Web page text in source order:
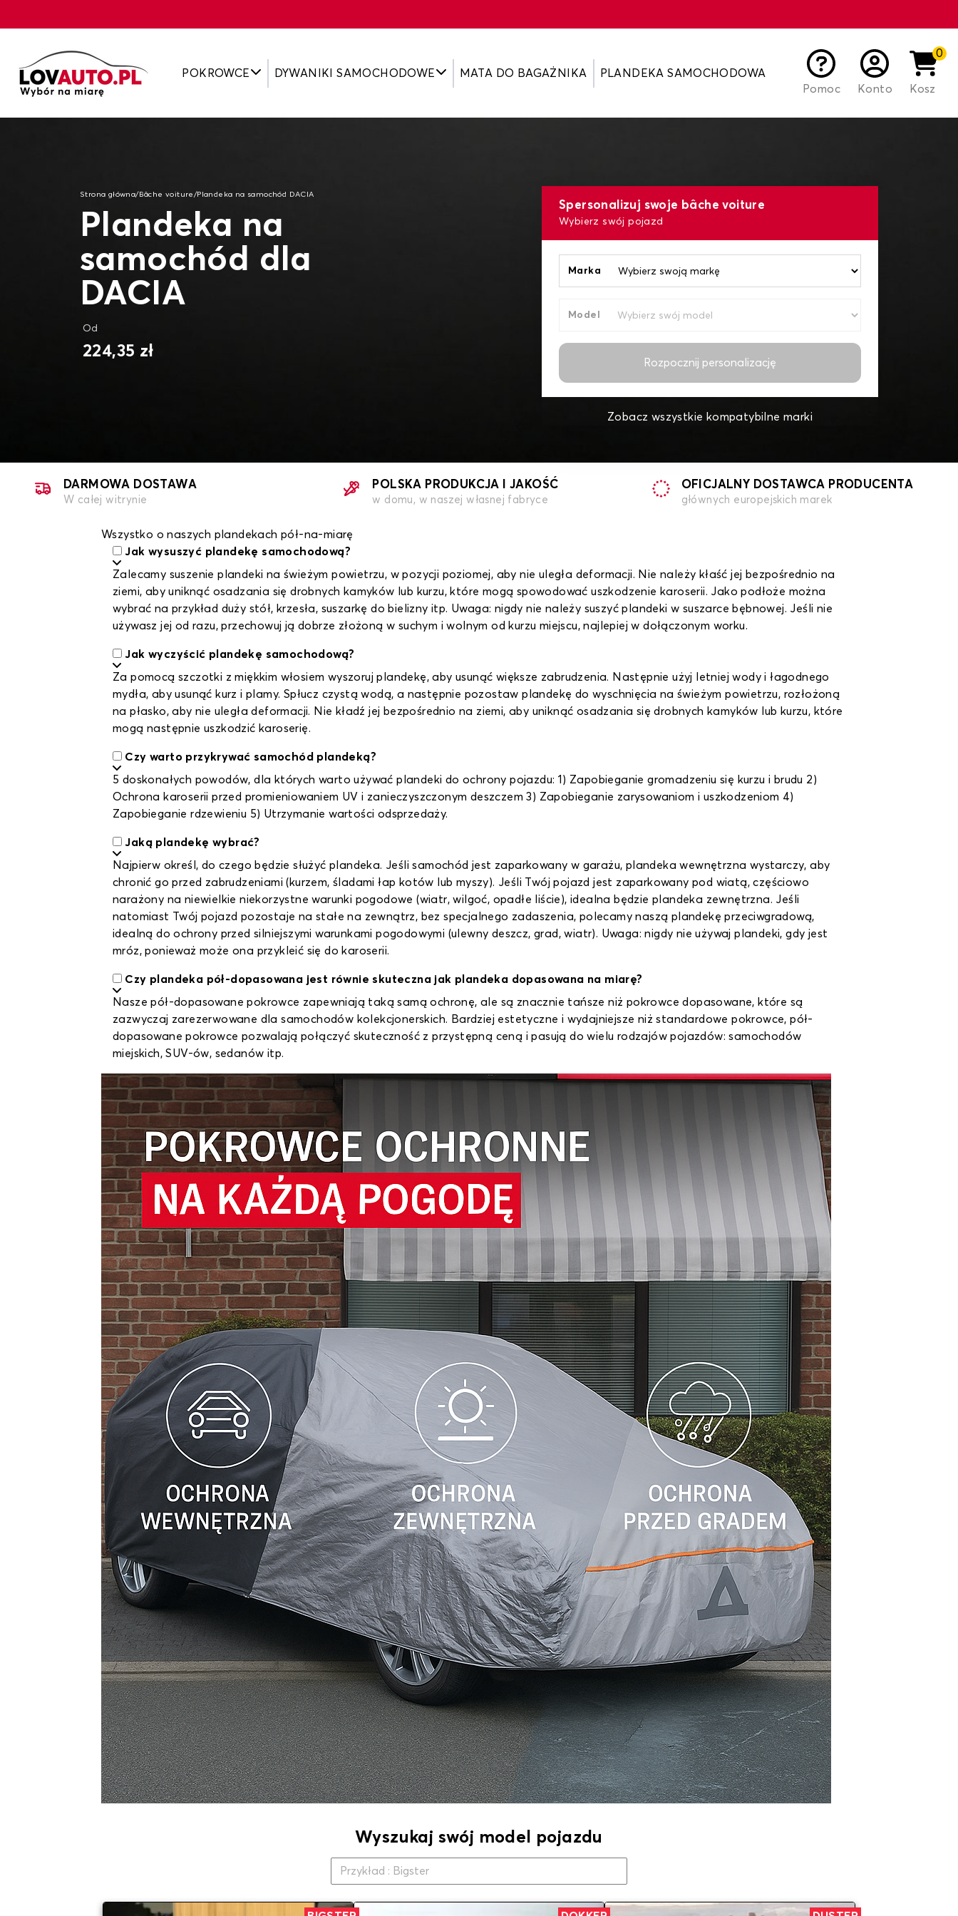
POKROWCE DYWANIKI SAMOCHODOWE MATA DO BAGAŻNIKA
PLANDEKA SAMOCHODOWA
Pomoc
Konto
0
Kosz
Strona główna/Bâche voiture /Plandeka na samochód DACIA
Plandeka na
samochód dla
DACIA
Od
224,35 zł
Spersonalizuj swoje bâche voiture
Wybierz swój pojazd
Marka
Model
Rozpocznij personalizację
Zobacz wszystkie kompatybilne marki
DARMOWA DOSTAWA
W całej witrynie
POLSKA PRODUKCJA I JAKOŚĆ
w domu, w naszej własnej fabryce
OFICJALNY DOSTAWCA PRODUCENTA
głównych europejskich marek
Wszystko o naszych plandekach pół-na-miarę
Jak wysuszyć plandekę samochodową?
Zalecamy suszenie plandeki na świeżym powietrzu, w pozycji poziomej, aby nie uległa deformacji. Nie należy kłaść jej bezpośrednio na
ziemi, aby uniknąć osadzania się drobnych kamyków lub kurzu, które mogą spowodować uszkodzenie karoserii. Jako podłoże można
wybrać na przykład duży stół, krzesła, suszarkę do bielizny itp. Uwaga: nigdy nie należy suszyć plandeki w suszarce bębnowej. Jeśli nie
używasz jej od razu, przechowuj ją dobrze złożoną w suchym i wolnym od kurzu miejscu, najlepiej w dołączonym worku.
Jak wyczyścić plandekę samochodową?
Za pomocą szczotki z miękkim włosiem wyszoruj plandekę, aby usunąć większe zabrudzenia. Następnie użyj letniej wody i łagodnego
mydła, aby usunąć kurz i plamy. Spłucz czystą wodą, a następnie pozostaw plandekę do wyschnięcia na świeżym powietrzu, rozłożoną
na płasko, aby nie uległa deformacji. Nie kładź jej bezpośrednio na ziemi, aby uniknąć osadzania się drobnych kamyków lub kurzu, które
mogą następnie uszkodzić karoserię.
Czy warto przykrywać samochód plandeką?
5 doskonałych powodów, dla których warto używać plandeki do ochrony pojazdu: 1) Zapobieganie gromadzeniu się kurzu i brudu 2)
Ochrona karoserii przed promieniowaniem UV i zanieczyszczonym deszczem 3) Zapobieganie zarysowaniom i uszkodzeniom 4)
Zapobieganie rdzewieniu 5) Utrzymanie wartości odsprzedaży.
Jaką plandekę wybrać?
Najpierw określ, do czego będzie służyć plandeka. Jeśli samochód jest zaparkowany w garażu, plandeka wewnętrzna wystarczy, aby
chronić go przed zabrudzeniami (kurzem, śladami łap kotów lub myszy). Jeśli Twój pojazd jest zaparkowany pod wiatą, częściowo
narażony na niewielkie niekorzystne warunki pogodowe (wiatr, wilgoć, opadłe liście), idealna będzie plandeka zewnętrzna. Jeśli
natomiast Twój pojazd pozostaje na stałe na zewnątrz, bez specjalnego zadaszenia, polecamy naszą plandekę przeciwgradową,
idealną do ochrony przed silniejszymi warunkami pogodowymi (ulewny deszcz, grad, wiatr). Uwaga: nigdy nie używaj plandeki, gdy jest
mróz, ponieważ może ona przykleić się do karoserii.
Czy plandeka pół-dopasowana jest równie skuteczna jak plandeka dopasowana na miarę?
Nasze pół-dopasowane pokrowce zapewniają taką samą ochronę, ale są znacznie tańsze niż pokrowce dopasowane, które są
zazwyczaj zarezerwowane dla samochodów kolekcjonerskich. Bardziej estetyczne i wydajniejsze niż standardowe pokrowce, pół-
dopasowane pokrowce pozwalają połączyć skuteczność z przystępną ceną i pasują do wielu rodzajów pojazdów: samochodów
miejskich, SUV-ów, sedanów itp.
Wyszukaj swój model pojazdu